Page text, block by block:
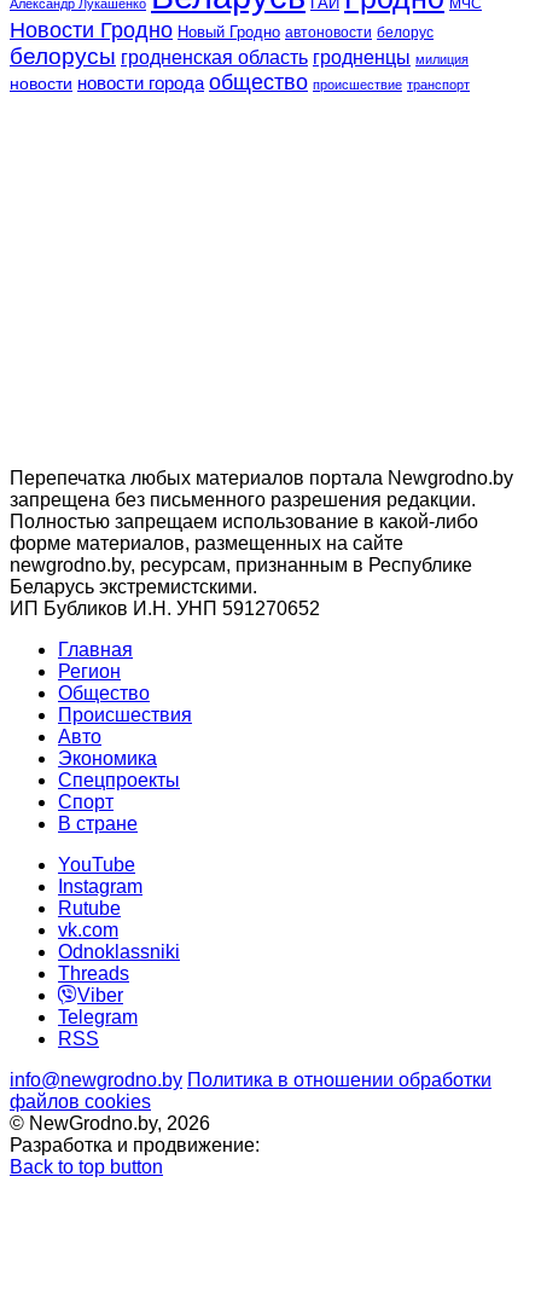
Александр Лукашенко
Новости Гродно Новый Гродно автоновости белорус
белорусы гродненская область гродненцы милиция
новости новости города общество происшествие транспорт
Перепечатка любых материалов портала Newgrodno.by
запрещена без письменного разрешения редакции.
Полностью запрещаем использование в какой-либо
форме материалов, размещенных на сайте
newgrodno.by, ресурсам, признанным в Республике
Беларусь экстремистскими.
ИП Бубликов И.Н. УНП 591270652
Главная
Регион
Общество
Происшествия
Авто
Экономика
Спецпроекты
Cпорт
В стране
YouTube
Instagram
Rutube
vk.com
Odnoklassniki
Threads
Viber
Telegram
RSS
info@newgrodno.by Политика в отношении обработки
файлов cookies
© NewGrodno.by, 2026
Разработка и продвижение:
Back to top button